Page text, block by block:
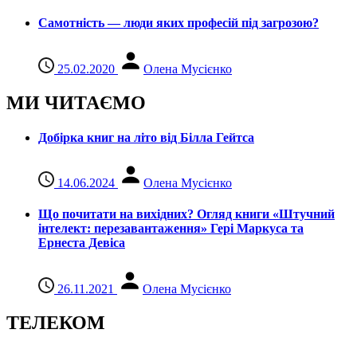
Самотність — люди яких професій під загрозою?
25.02.2020 Олена Мусієнко
МИ ЧИТАЄМО
Добірка книг на літо від Білла Гейтса
14.06.2024 Олена Мусієнко
Що почитати на вихідних? Огляд книги «Штучний
інтелект: перезавантаження» Гері Маркуса та
Ернеста Девіса
26.11.2021 Олена Мусієнко
ТЕЛЕКОМ